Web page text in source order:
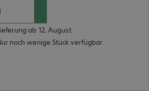
ab 12. August.
noch wenige Stück verfügbar